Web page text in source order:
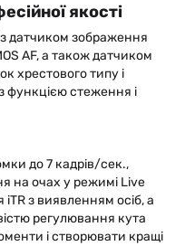
якості
з датчиком зображення
AF, а також датчиком
хрестового типу і
функцією стеження і
до 7 кадрів/сек.,
на очах у режимі Live
з виявленням осіб, а
регулювання кута
і створювати кращі